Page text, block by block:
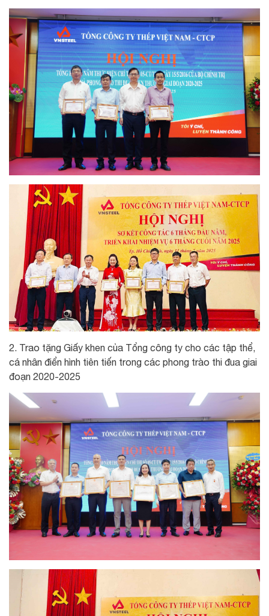
2. Trao tặng Giấy khen của Tổng công ty cho các tập thể,
cá nhân điển hình tiên tiến trong các phong trào thi đua giai
đoạn 2020-2025